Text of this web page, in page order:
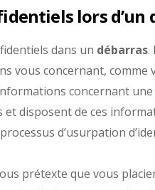
lors d’un
dans un débarras.
vous concernant, comme
concernant
disposent de ces
d’usurpation
prétexte que vous